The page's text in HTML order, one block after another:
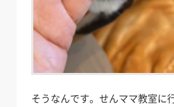
そうなんです。せんママ教室に